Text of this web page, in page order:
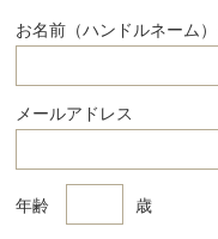
お名前（ハンドルネーム）
メールアドレス
年齢 歳